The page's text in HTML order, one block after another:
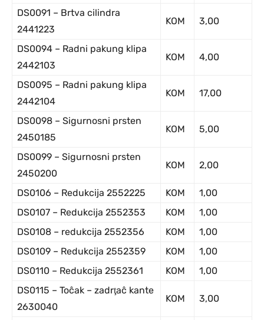
DS0091 – Brtva cilindra
2441223
KOM 3,00
DS0094 – Radni pakung klipa
2442103
KOM 4,00
DS0095 – Radni pakung klipa
2442104
KOM 17,00
DS0098 – Sigurnosni prsten
2450185
KOM 5,00
DS0099 – Sigurnosni prsten
2450200
KOM 2,00
DS0106 – Redukcija 2552225 KOM
1,00
DS0107 – Redukcija 2552353
KOM
1,00
DS0108 – redukcija 2552356
KOM
1,00
DS0109 – Redukcija 2552359
KOM
1,00
DS0110 – Redukcija 2552361
KOM
1,00
DS0115 – Toĉak – zadrţaĉ kante
2630040
KOM 3,00